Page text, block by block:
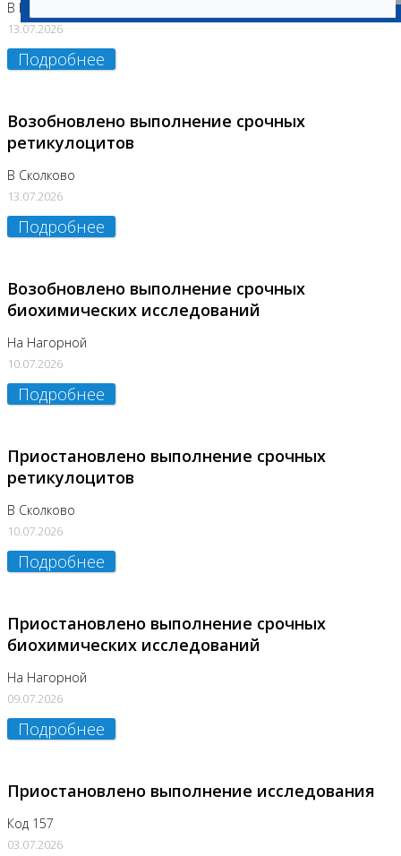
В Бутово
13.07.2026
Подробнее
Возобновлено выполнение срочных
ретикулоцитов
В Сколково
13.07.2026
Подробнее
Возобновлено выполнение срочных
биохимических исследований
На Нагорной
10.07.2026
Подробнее
Приостановлено выполнение срочных
ретикулоцитов
В Сколково
10.07.2026
Подробнее
Приостановлено выполнение срочных
биохимических исследований
На Нагорной
09.07.2026
Подробнее
Приостановлено выполнение исследования
Код 157
03.07.2026